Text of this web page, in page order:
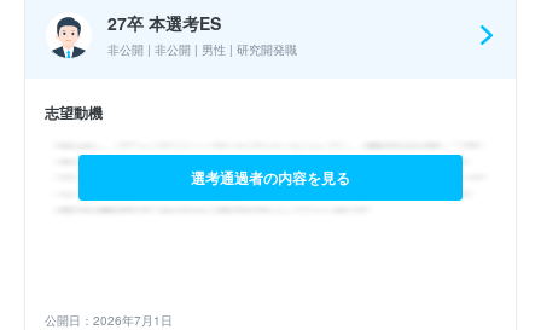
たいと考えています。貴社において、競合他社にはない「香りの言語
化データベース」を活用・発展させ、高付加価値商品をお客様へ届け
ることで、人々の心豊かな生活に貢献する香りを開発したいです。
27卒 本選考ES
非公開 | 非公開 | 男性 | 研究開発職
志望動機
選考通過者の内容を見る
公開日：2026年7月1日